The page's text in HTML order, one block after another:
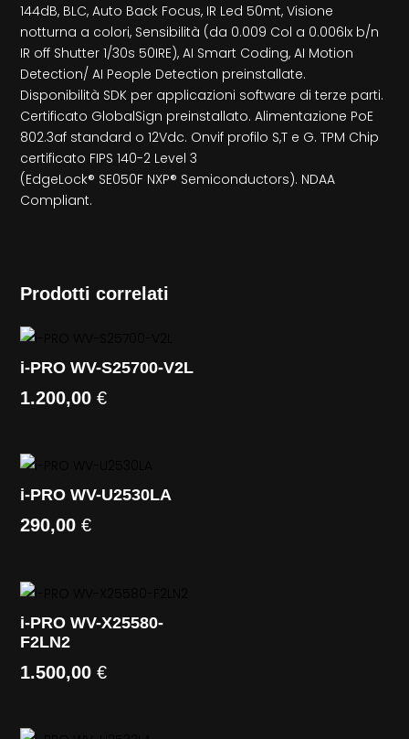
144dB, BLC, Auto Back Focus, IR Led 50mt, Visione
notturna a colori, Sensibilità (da 0.009 Col a 0.006lx b/n
IR off Shutter 1/30s 50IRE), AI Smart Coding, AI Motion
Detection/ AI People Detection preinstallate.
Disponibilità SDK per applicazioni software di terze parti.
Certificato GlobalSign preinstallato. Alimentazione PoE
802.3af standard o 12Vdc. Onvif profilo S,T e G. TPM Chip
certificato FIPS 140-2 Level 3
(EdgeLock® SE050F NXP® Semiconductors). NDAA
Compliant.
Prodotti correlati
i-PRO WV-S25700-V2L
1.200,00€
i-PRO WV-U2530LA
290,00€
i-PRO WV-X25580-
F2LN2
1.500,00€